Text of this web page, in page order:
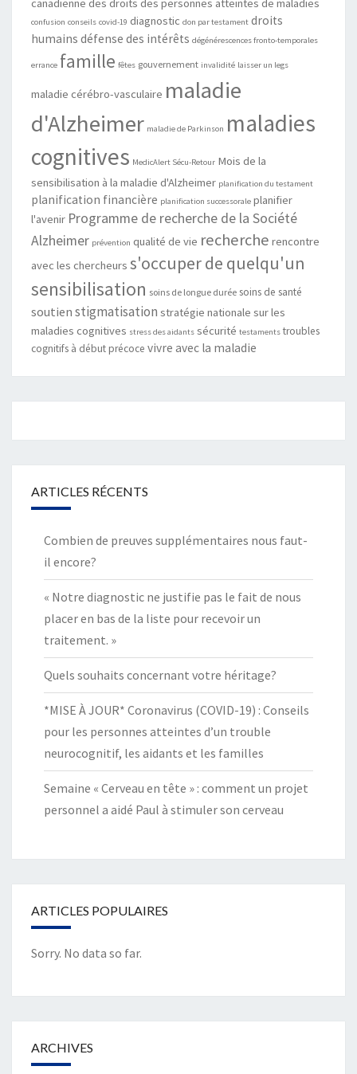
canadienne des droits des personnes atteintes de maladies
confusion conseils covid-19 diagnostic don par testament droits
humains défense des intérêts dégénérescences fronto-temporales
errance famille fêtes gouvernement invalidité laisser un legs
maladie cérébro-vasculaire maladie
d'Alzheimer maladie de Parkinson maladies
cognitives MedicAlert Sécu-Retour Mois de la
sensibilisation à la maladie d'Alzheimer planification du testament
planification financière planification successorale planifier
l'avenir Programme de recherche de la Société
Alzheimer prévention qualité de vie recherche rencontre
avec les chercheurs s'occuper de quelqu'un
sensibilisation soins de longue durée soins de santé
soutien stigmatisation stratégie nationale sur les
maladies cognitives stress des aidants sécurité testaments troubles
cognitifs à début précoce vivre avec la maladie
ARTICLES RÉCENTS
Combien de preuves supplémentaires nous faut-
il encore?
« Notre diagnostic ne justifie pas le fait de nous
placer en bas de la liste pour recevoir un
traitement. »
Quels souhaits concernant votre héritage?
*MISE À JOUR* Coronavirus (COVID-19) : Conseils
pour les personnes atteintes d’un trouble
neurocognitif, les aidants et les familles
Semaine « Cerveau en tête » : comment un projet
personnel a aidé Paul à stimuler son cerveau
ARTICLES POPULAIRES
Sorry. No data so far.
ARCHIVES